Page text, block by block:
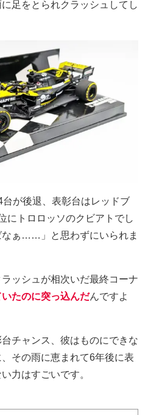
足をとられクラッシュしてし
台が後退、表彰台はレッドブ
にトロロッソのクビアトでし
なぁ……」と思わずにいられま
ッシュが相次いだ最終コーナ
たのに突っ込んだんですよ
チャンス、彼はものにできな
その雨に恵まれて6年後に表
力はすごいです。